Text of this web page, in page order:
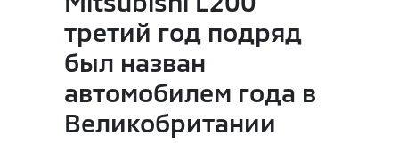
третий год подряд
был назван
автомобилем года в
Великобритании